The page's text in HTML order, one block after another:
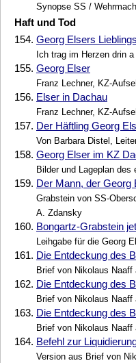
Synopse SS /
Haft und Tod
154. Georg Elsers
Ich trag im Herzen drin
155. Georg Elser
Franz Lechner, KZ-
156. Elser in Dachau
Franz Lechner, KZ-
157. Der Häftling Georg
Von Barbara Distel,
158. Georg Elser im KZ
Bilder und Lageplan des
159. Der Mann, der Georg
Grabstein von SS-
A. Zdansky
160. Bongartz-Grabstein
Leihgabe für die Georg
161. Die Entdeckung des
Brief von Nikolaus
162. Die Entdeckung des
Brief von Nikolaus
163. Die Entdeckung des
Brief von Nikolaus
164. Befehl zur
Version aus Brief von